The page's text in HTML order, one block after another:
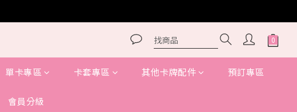
單卡專區 卡套專區 其他卡牌配件 預訂專區
會員分級